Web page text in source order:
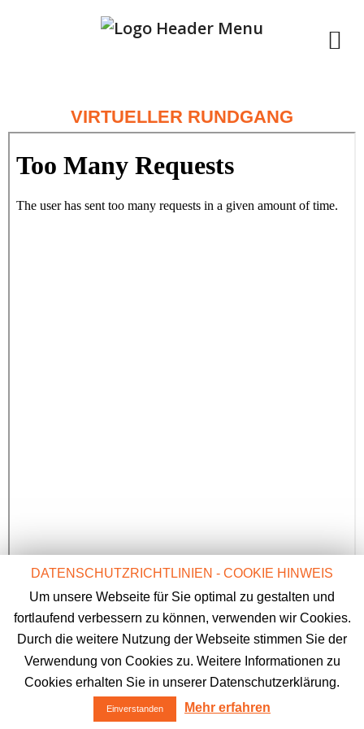
VIRTUELLER RUNDGANG
IMPRESSUM DATENSCHUTZERKLÄRUNG
WWW.FORE-MEDIA.DE
DATENSCHUTZRICHTLINIEN - COOKIE HINWEIS
Um unsere Webseite für Sie optimal zu gestalten und
fortlaufend verbessern zu können, verwenden wir Cookies.
Durch die weitere Nutzung der Webseite stimmen Sie der
Verwendung von Cookies zu. Weitere Informationen zu
Cookies erhalten Sie in unserer Datenschutzerklärung.
Einverstanden Mehr erfahren